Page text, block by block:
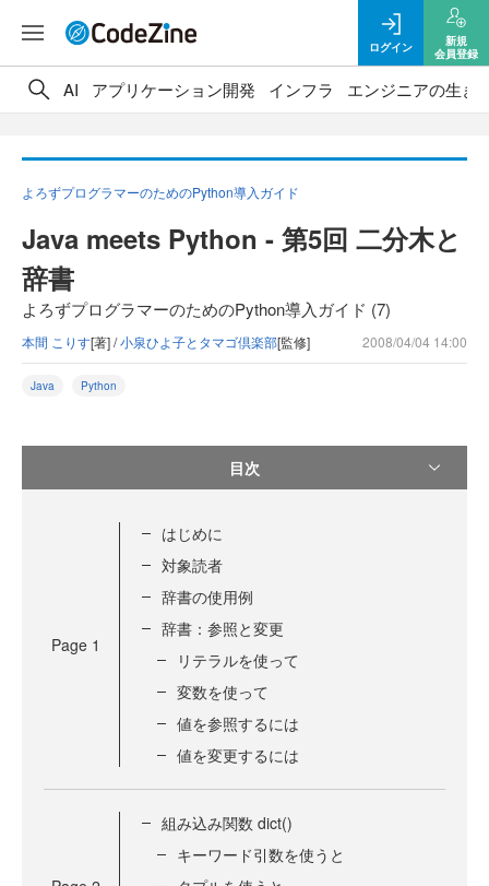
ログイン
新規
会員登録
AI アプリケーション開発 インフラ エンジニアの生き
よろずプログラマーのためのPython導入ガイド
Java meets Python - 第5回 二分木と
辞書
よろずプログラマーのためのPython導入ガイド (7)
本間 こりす[著] /小泉ひよ子とタマゴ倶楽部[監修] 2008/04/04 14:00
Java Python
目次
Page 1
はじめに
対象読者
辞書の使用例
辞書：参照と変更
リテラルを使って
変数を使って
値を参照するには
値を変更するには
組み込み関数 dict()
キーワード引数を使うと